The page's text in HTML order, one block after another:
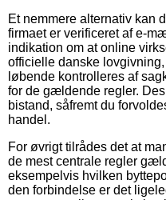
Et nemmere alternativ kan
firmaet er verificeret af e-
indikation om at online
officielle danske
løbende kontrolleres af
for de gældende regler.
bistand, såfremt du
handel.
For øvrigt tilrådes det at
de mest centrale regler
eksempelvis hvilken
den forbindelse er det